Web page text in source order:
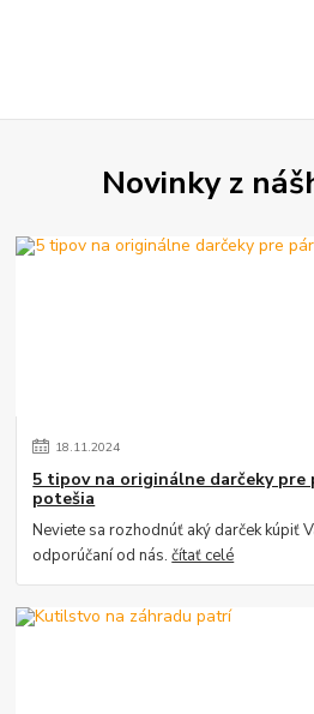
Novinky z
18.11.2024
5 tipov na originálne darčeky pre
potešia
Neviete sa rozhodnúť aký darček kúpiť
odporúčaní od nás.čítať celé